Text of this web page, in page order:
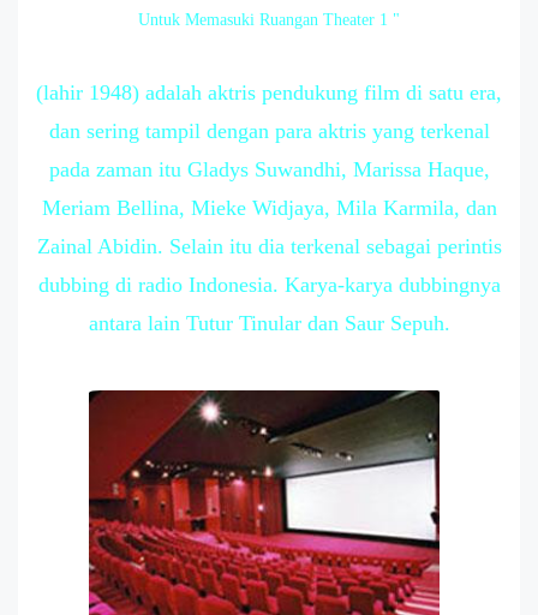
Untuk Memasuki Ruangan Theater 1 "
(lahir 1948) adalah aktris pendukung film di satu era,
dan sering tampil dengan para aktris yang terkenal
pada zaman itu Gladys Suwandhi, Marissa Haque,
Meriam Bellina, Mieke Widjaya, Mila Karmila, dan
Zainal Abidin. Selain itu dia terkenal sebagai perintis
dubbing di radio Indonesia. Karya-karya dubbingnya
antara lain Tutur Tinular dan Saur Sepuh.